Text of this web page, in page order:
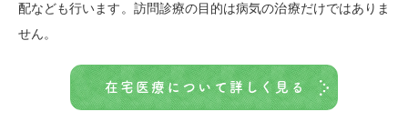
配なども行います。訪問診療の目的は病気の治療だけではありま
せん。
在宅医療について詳しく見る